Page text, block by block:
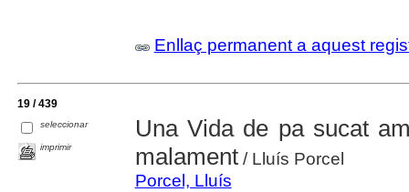
Enllaç permanent a aquest
19 / 439
seleccionar
imprimir
Una Vida de pa sucat
malament/ Lluís Porcel
Porcel, Lluís